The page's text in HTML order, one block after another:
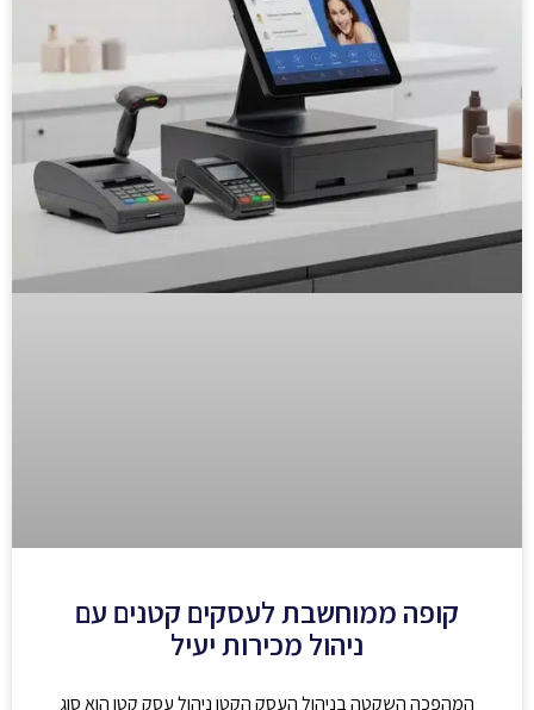
קופה ממוחשבת לעסקים קטנים עם
ניהול מכירות יעיל
המהפכה השקטה בניהול העסק הקטן ניהול עסק קטן הוא סוג